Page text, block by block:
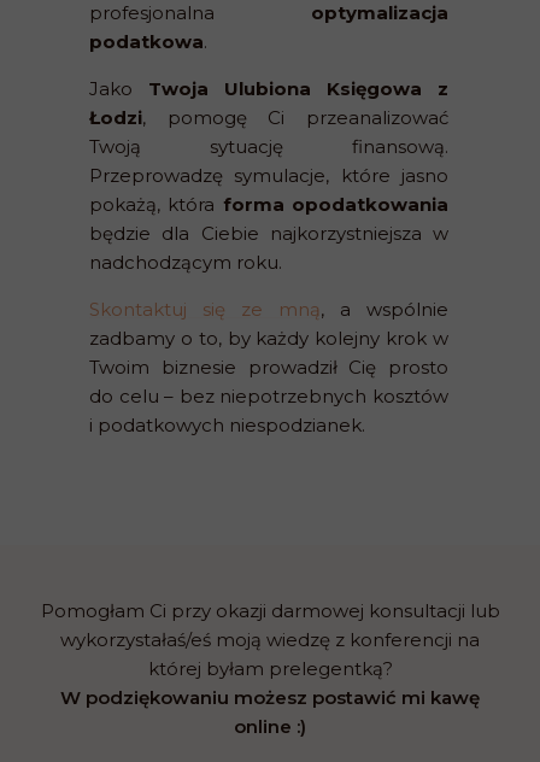
profesjonalna optymalizacja
podatkowa.
Jako Twoja Ulubiona Księgowa z
Łodzi, pomogę Ci przeanalizować
Twoją sytuację finansową.
Przeprowadzę symulacje, które jasno
pokażą, która forma opodatkowania
będzie dla Ciebie najkorzystniejsza w
nadchodzącym roku.
Skontaktuj się ze mną, a wspólnie
zadbamy o to, by każdy kolejny krok w
Twoim biznesie prowadził Cię prosto
do celu – bez niepotrzebnych kosztów
i podatkowych niespodzianek.
Pomogłam Ci przy okazji darmowej konsultacji lub
wykorzystałaś/eś moją wiedzę z konferencji na
której byłam prelegentką?
W podziękowaniu możesz postawić mi kawę
online :)